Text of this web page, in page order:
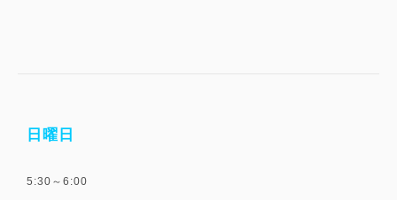
日曜日
5:30～6:00